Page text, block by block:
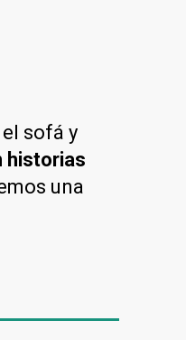
sofá y
historias
una